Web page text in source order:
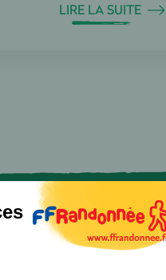
LIRE LA SUITE